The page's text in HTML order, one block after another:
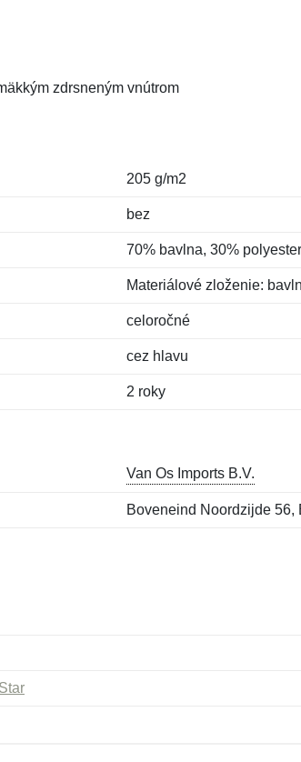
zdrsneným vnútrom
205 g/m2
bez
70% bavlna, 30% polyester
Materiálové zloženie:
celoročné
cez hlavu
2 roky
Van Os Imports B.V.
Boveneind Noordzijde 56,